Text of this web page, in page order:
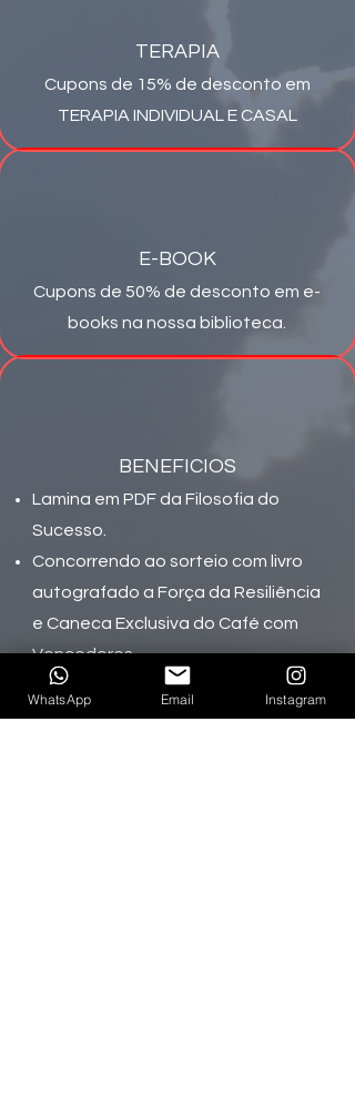
TERAPIA
Cupons de 15% de desconto em
TERAPIA INDIVIDUAL E CASAL
E-BOOK
Cupons de 50% de desconto em e-
books na nossa biblioteca.
BENEFICIOS
Lamina em PDF da Filosofia do
Sucesso.
Concorrendo ao sorteio com livro
autografado a Força da Resiliência
e Caneca Exclusiva do Café com
Vencedores.
WhatsApp Email Instagram